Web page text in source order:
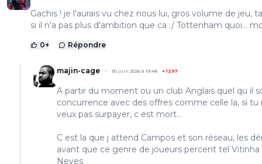
Gachis ! je l'aurais vu chez nous lui, gros volume de jeu,
si il n'a pas plus d'ambition que ca :/ Tottenham quoi...
0+ Répondre
majin-cage 30 juin 2026 à 19:48 +1297
A partir du moment ou un club Anglais quel qu il
concurrence avec des offres comme celle la, si tu
veux pas surpayer, c est mort...
C est la que j attend Campos et son réseau, les
avant que ce genre de joueurs percent tel Vitinha
Neves